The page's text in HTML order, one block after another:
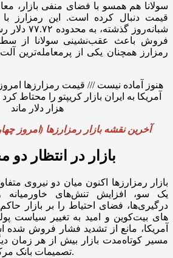
سولانا هم همسو با فضای منفی بازار،
شبانه‌روز
فروش باعث عقب‌نشینی سولانا از
رمزارز همچنان یکی از پرمعامله‌ترین
آخرین نقشه بازار رمزارزها (امروز چهارشنبه ۱۷
بازار در انتظار دو
بازار رمزارز‌ها اکنون میان دو نیروی
یک سو، افزایش تنش‌های
درگیری‌ها، فضای احتیاط را بر بازار
آمریکا، مانع از تشدید فشار فروش
مسیر کوتاه‌مدت بازار بیش از هر زمان
تصمیمات بانک مرکزی آمریکا وابسته است.